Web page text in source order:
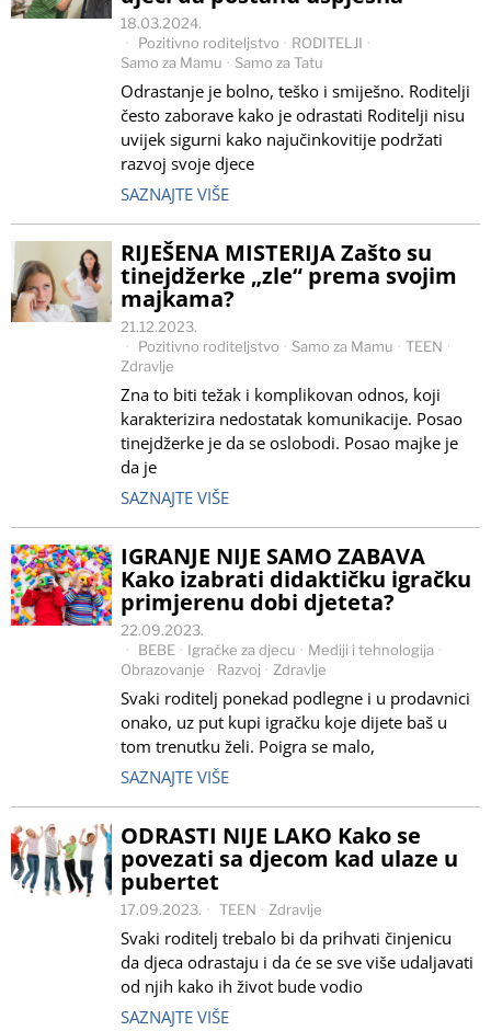
18.03.2024.
Pozitivno roditeljstvo · RODITELJI ·
Samo za Mamu · Samo za Tatu
Odrastanje je bolno, teško i smiješno. Roditelji
često zaborave kako je odrastati Roditelji nisu
uvijek sigurni kako najučinkovitije podržati
razvoj svoje djece
SAZNAJTE VIŠE
RIJEŠENA MISTERIJA Zašto su
tinejdžerke „zle“ prema svojim
majkama?
21.12.2023.
Pozitivno roditeljstvo · Samo za Mamu · TEEN ·
Zdravlje
Zna to biti težak i komplikovan odnos, koji
karakterizira nedostatak komunikacije. Posao
tinejdžerke je da se oslobodi. Posao majke je
da je
SAZNAJTE VIŠE
IGRANJE NIJE SAMO ZABAVA
Kako izabrati didaktičku igračku
primjerenu dobi djeteta?
22.09.2023.
BEBE · Igračke za djecu · Mediji i tehnologija ·
Obrazovanje · Razvoj · Zdravlje
Svaki roditelj ponekad podlegne i u prodavnici
onako, uz put kupi igračku koje dijete baš u
tom trenutku želi. Poigra se malo,
SAZNAJTE VIŠE
ODRASTI NIJE LAKO Kako se
povezati sa djecom kad ulaze u
pubertet
17.09.2023. TEEN · Zdravlje
Svaki roditelj trebalo bi da prihvati činjenicu
da djeca odrastaju i da će se sve više udaljavati
od njih kako ih život bude vodio
SAZNAJTE VIŠE